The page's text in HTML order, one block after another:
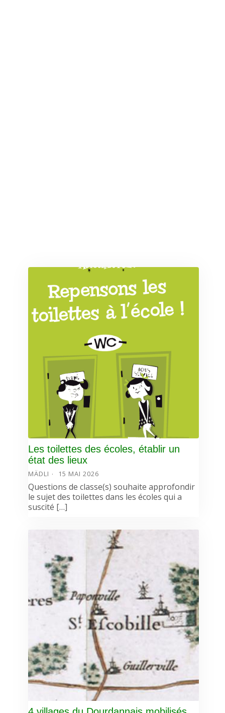
Les toilettes des écoles, établir un
état des lieux
MÄDLI 15 MAI 2026
Questions de classe(s) souhaite approfondir
le sujet des toilettes dans les écoles qui a
suscité […]